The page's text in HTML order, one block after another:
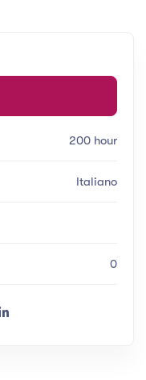
200 hour
Italiano
0